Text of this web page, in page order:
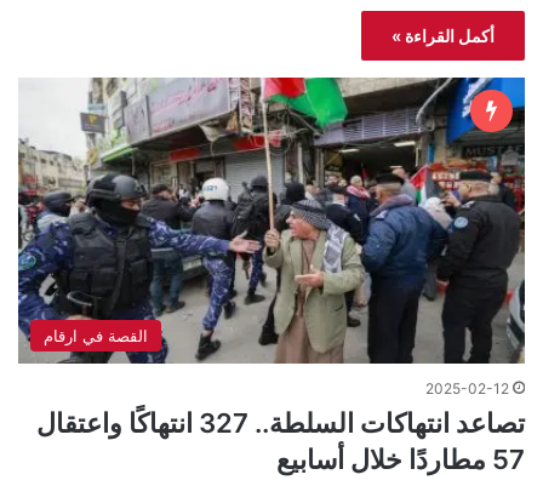
أكمل القراءة »
القصة في ارقام
2025-02-12
تصاعد انتهاكات السلطة.. 327 انتهاكًا واعتقال
57 مطاردًا خلال أسابيع